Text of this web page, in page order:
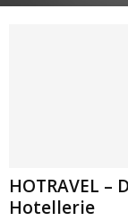
HOTRAVEL –
Hotellerie